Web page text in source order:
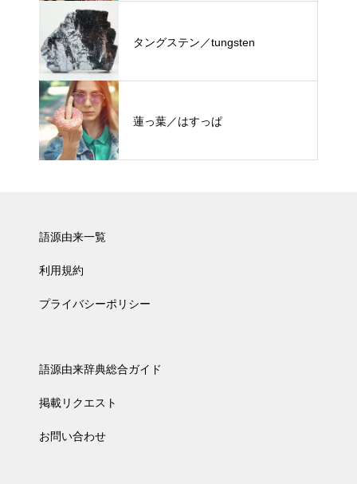
タングステン／tungsten
蓮っ葉／はすっぱ
語源由来一覧
利用規約
プライバシーポリシー
語源由来辞典総合ガイド
掲載リクエスト
お問い合わせ